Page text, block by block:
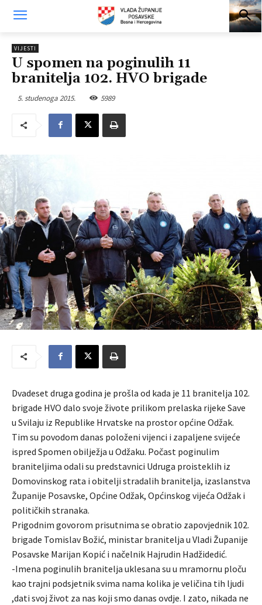
VIJESTI
U spomen na poginulih 11
branitelja 102. HVO brigade
5. studenoga 2015. 5989
Dvadeset druga godina je prošla od kada je 11 branitelja 102.
brigade HVO dalo svoje živote prilikom prelaska rijeke Save
u Svilaju iz Republike Hrvatske na prostor općine Odžak.
Tim su povodom danas položeni vijenci i zapaljene svijeće
ispred Spomen obilježja u Odžaku. Počast poginulim
braniteljima odali su predstavnici Udruga proisteklih iz
Domovinskog rata i obitelji stradalih branitelja, izaslanstva
Županije Posavske, Općine Odžak, Općinskog vijeća Odžak i
političkih stranaka.
Prigodnim govorom prisutnima se obratio zapovjednik 102.
brigade Tomislav Božić, ministar branitelja u Vladi Županije
Posavske Marijan Kopić i načelnik Hajrudin Hadžidedić.
-Imena poginulih branitelja uklesana su u mramornu ploču
kao trajni podsjetnik svima nama kolika je veličina tih ljudi
,dati svoj život za nas koji smo danas ovdje. I zato, nikada ne